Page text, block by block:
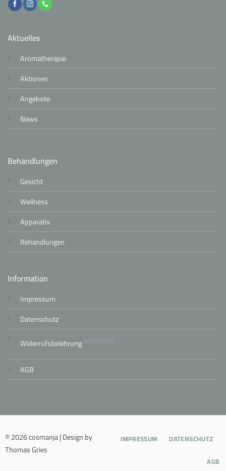
Behandlungen
Gesicht
Wellness
Apparativ
Behandlungen
Information
Impressum
Datenschutz
Widerrufsbelehrung
AGB
Aktuelles
Aromatherapie
Aktionen
Angebote
News
© 2026 cosmanja | Design by
Thomas Gries
IMPRESSUM
DATENSCHUTZ
AGB